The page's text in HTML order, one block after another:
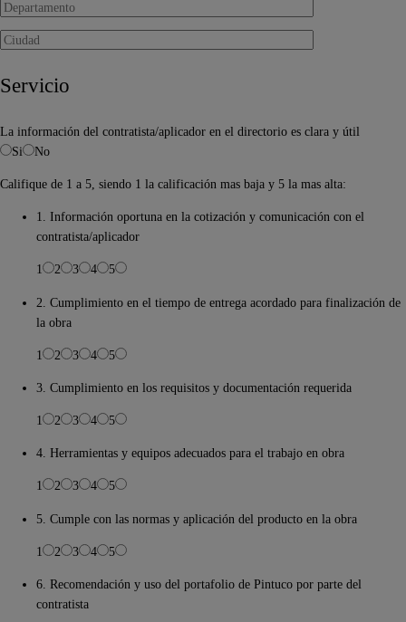
Servicio
La información del contratista/aplicador en el directorio es clara y útil
Si
No
Califique de 1 a 5, siendo 1 la calificación mas baja y 5 la mas alta:
1. Información oportuna en la cotización y comunicación con el
contratista/aplicador
1 2 3 4 5
2. Cumplimiento en el tiempo de entrega acordado para finalización de
la obra
1 2 3 4 5
3. Cumplimiento en los requisitos y documentación requerida
1 2 3 4 5
4. Herramientas y equipos adecuados para el trabajo en obra
1 2 3 4 5
5. Cumple con las normas y aplicación del producto en la obra
1 2 3 4 5
6. Recomendación y uso del portafolio de Pintuco por parte del
contratista